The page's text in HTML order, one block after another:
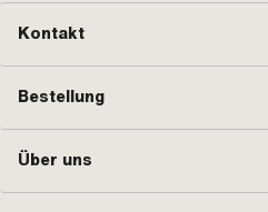
Kontakt
Bestellung
Über uns